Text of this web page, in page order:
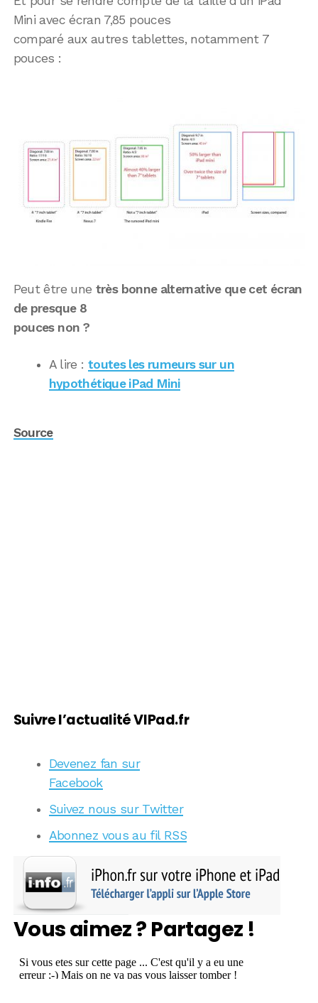
Mini avec écran 7,85 pouces
comparé aux autres tablettes, notamment 7
pouces :
Peut être une très bonne alternative que cet écran
de presque 8
pouces non ?
A lire : toutes les rumeurs sur un
hypothétique iPad Mini
Source
Suivre l’actualité VIPad.fr
Devenez fan sur
Facebook
Suivez nous sur Twitter
Abonnez vous au fil RSS
Vous aimez ? Partagez !